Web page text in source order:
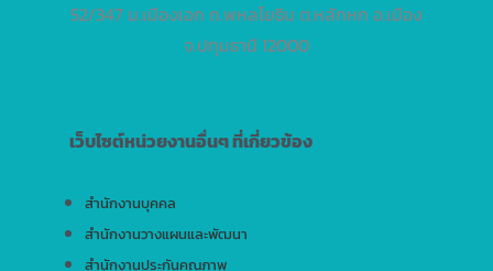
52/347 ม.เมืองเอก ถ.พหลโยธิน ต.หลักหก อ.เมือง
จ.ปทุมธานี 12000
เว็บไซต์หน่วยงานอื่นๆ ที่เกี่ยวข้อง
สำนักงานบุคคล
สำนักงานวางแผนและพัฒนา
สำนักงานประกันคุณภาพ